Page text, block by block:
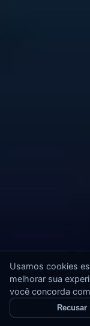
Usamos cookies
melhorar sua
você concorda
Recusar